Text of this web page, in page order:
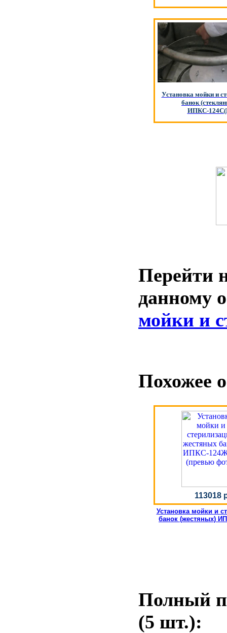
Установка мойки и
банок
ИПКС-
Перейти
данному
мойки и
Похожее
113018
Установка мойки и
банок (жестяных)
Полный
(5 шт.):